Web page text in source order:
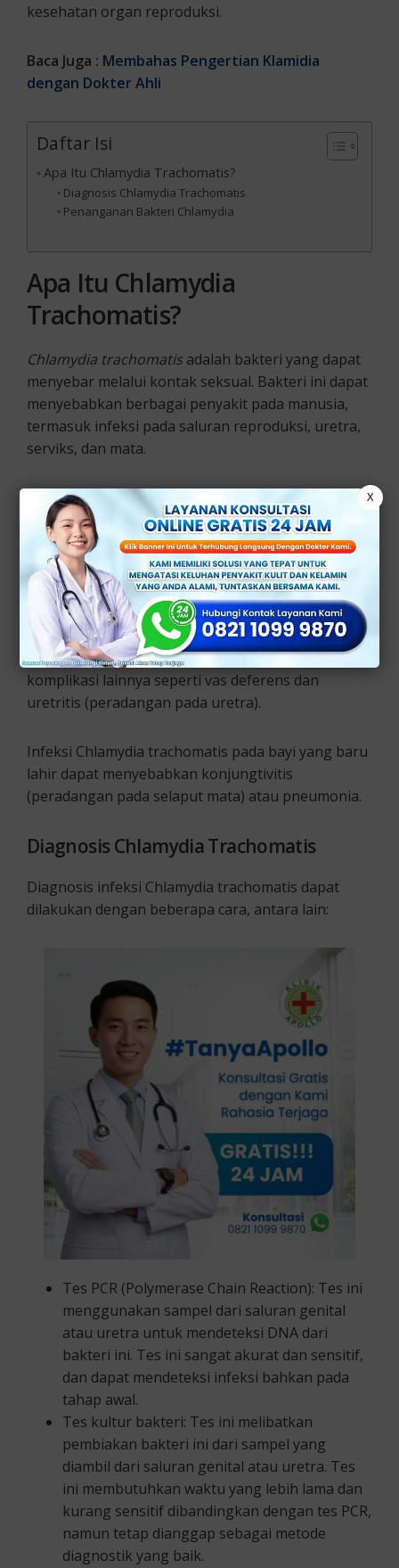
kesehatan organ reproduksi.
Baca Juga : Membahas Pengertian Klamidia
dengan Dokter Ahli
Daftar Isi
Apa Itu Chlamydia Trachomatis?
Diagnosis Chlamydia Trachomatis
Penanganan Bakteri Chlamydia
Apa Itu Chlamydia
Trachomatis?
Chlamydia trachomatis adalah bakteri yang dapat
menyebar melalui kontak seksual. Bakteri ini dapat
menyebabkan berbagai penyakit pada manusia,
termasuk infeksi pada saluran reproduksi, uretra,
serviks, dan mata.
Pada wanita, infeksi bakteri ini dapat menyebabkan
infeksi saluran reproduksi. Infeksi ini dapat
mengakibatkan kemandulan atau kehamilan
ektopik (hamil di luar rahim).
Pada pria, infeksi ini dapat menyebabkan
epididimitis atau peradangan pada epididimis. Yaitu
saluran yang menghubungkan testis. Juga
komplikasi lainnya seperti vas deferens dan
uretritis (peradangan pada uretra).
Infeksi Chlamydia trachomatis pada bayi yang baru
lahir dapat menyebabkan konjungtivitis
(peradangan pada selaput mata) atau pneumonia.
Diagnosis Chlamydia Trachomatis
Diagnosis infeksi Chlamydia trachomatis dapat
dilakukan dengan beberapa cara, antara lain:
Tes PCR (Polymerase Chain Reaction): Tes ini
menggunakan sampel dari saluran genital
atau uretra untuk mendeteksi DNA dari
bakteri ini. Tes ini sangat akurat dan sensitif,
dan dapat mendeteksi infeksi bahkan pada
tahap awal.
Tes kultur bakteri: Tes ini melibatkan
pembiakan bakteri ini dari sampel yang
diambil dari saluran genital atau uretra. Tes
ini membutuhkan waktu yang lebih lama dan
kurang sensitif dibandingkan dengan tes PCR,
namun tetap dianggap sebagai metode
diagnostik yang baik.
X